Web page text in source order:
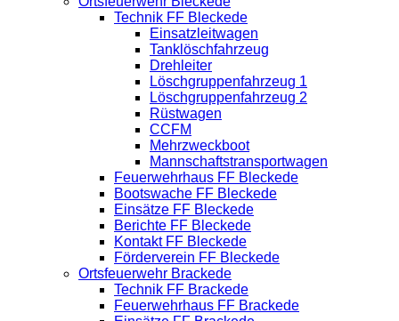
Technik FF Bleckede
Einsatzleitwagen
Tanklöschfahrzeug
Drehleiter
Löschgruppenfahrzeug 1
Löschgruppenfahrzeug 2
Rüstwagen
CCFM
Mehrzweckboot
Mannschaftstransportwagen
Feuerwehrhaus FF Bleckede
Bootswache FF Bleckede
Einsätze FF Bleckede
Berichte FF Bleckede
Kontakt FF Bleckede
Förderverein FF Bleckede
Ortsfeuerwehr Brackede
Technik FF Brackede
Feuerwehrhaus FF Brackede